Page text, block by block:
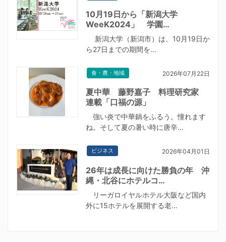
10月19日から「新潟大学
WeeK2024」 学園…
新潟大学（新潟市）は、10月19日か
ら27日までの期間を…
食・農・地域 2026年07月22日
夏中華 藤野嘉子 料理研究家
連載「口福の源」
強い炎で中華鍋をふるう。憧れます
ね。そして夏の暑い時に唐辛…
ビジネス 2026年04月01日
26年は成長に向けた勝負の年 沖
縄・北谷にホテルコ…
リーガロイヤルホテル大阪など国内
外に15ホテルを展開する老…